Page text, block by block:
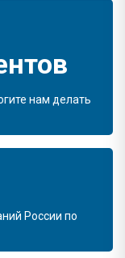
нам делать
России по